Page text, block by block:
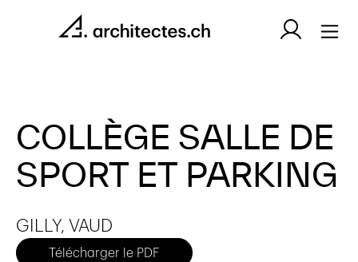
COLLÈGE SALLE DE
SPORT ET PARKING
GILLY, VAUD
Télécharger le PDF